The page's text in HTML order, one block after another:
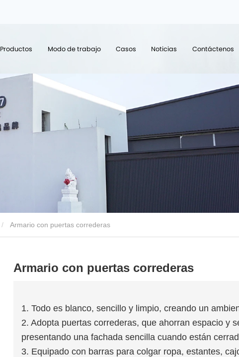
Productos Modo de trabajo Casos Noticias Contáctenos
Armario con puertas correderas
Armario con puertas correderas
1. Todo es blanco, sencillo y limpio, creando un
2. Adopta puertas correderas, que ahorran espacio y
presentando una fachada sencilla cuando están
3. Equipado con barras para colgar ropa, estantes,